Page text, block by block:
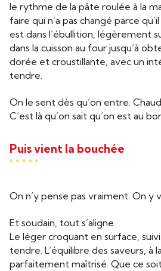
le rythme de la pâte roulée à la
faire qui n’a pas changé parce
est dans l’ébullition, légèrement
dans la cuisson au four jusqu’à
dorée et croustillante, avec un
tendre.
On le sent dès qu’on entre.
C’est là qu’on sait qu’on est au
Puis vient la bouchée
On n’y pense pas vraiment. On y
Et soudain, tout s’aligne.
Le léger croquant en surface,
tendre. L’équilibre des saveurs, à
parfaitement maîtrisé. Que ce